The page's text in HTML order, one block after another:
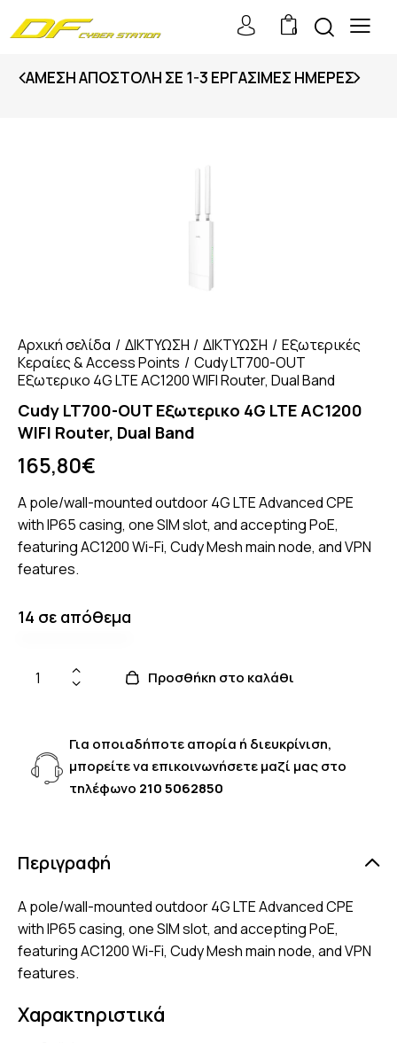
0
ΆΜΕΣΗ ΑΠΟΣΤΟΛΉ ΣΕ 1-3 ΕΡΓΆΣΙΜΕΣ ΗΜΈΡΕΣ
Αρχική σελίδα ΔΙΚΤΥΩΣΗ ΔΙΚΤΥΩΣΗ
Εξωτερικές
Κεραίες & Access Points
Cudy LT700-OUT
Εξωτερικο 4G LTE AC1200 WIFI Router, Dual Band
Cudy LT700-OUT Εξωτερικο 4G LTE AC1200
WIFI Router, Dual Band
165,80€
A pole/wall-mounted outdoor 4G LTE Advanced CPE
with IP65 casing, one SIM slot, and accepting PoE,
featuring AC1200 Wi-Fi, Cudy Mesh main node, and VPN
features.
14 σε απόθεμα
Προσθήκη στο καλάθι
Για οποιαδήποτε απορία ή διευκρίνιση,
μπορείτε να επικοινωνήσετε μαζί μας στο
τηλέφωνο 210 5062850
Περιγραφή
A pole/wall-mounted outdoor 4G LTE Advanced CPE
with IP65 casing, one SIM slot, and accepting PoE,
featuring AC1200 Wi-Fi, Cudy Mesh main node, and VPN
features.
Χαρακτηριστικά